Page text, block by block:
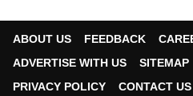
ABOUT US FEEDBACK
ADVERTISE WITH US
SITEMAP
PRIVACY POLICY
CONTACT US